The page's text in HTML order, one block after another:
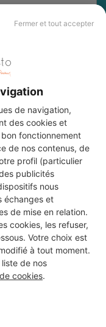
Fermer et tout accepter
de navigation,
des cookies et
bon fonctionnement
de nos contenus, de
profil (particulier
publicités
nous
échanges et
de mise en relation.
cookies, les refuser,
Votre choix est
à tout moment.
de nos
cookies.
travaux à